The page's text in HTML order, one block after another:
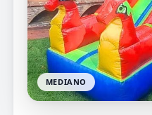
MEDIANO